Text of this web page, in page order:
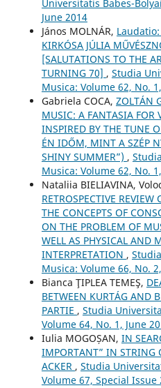
Universitatis Babes-
June 2014
János MOLNÁR, Laudatio:
KIRKÓSA JÚLIA
[SALUTATIONS TO THE
TURNING 70] , Studia
Musica: Volume 62, No.
Gabriela COCA, ZOLTÁN
MUSIC: A FANTASIA FOR
INSPIRED BY THE TUNE
ÉN IDŐM, MINT A SZÉP
SHINY SUMMER”) ,
Musica: Volume 62, No.
Nataliia BIELIAVINA,
RETROSPECTIVE
THE CONCEPTS OF
ON THE PROBLEM OF
WELL AS PHYSICAL AND
INTERPRETATION ,
Musica: Volume 66, No.
Bianca ŢIPLEA TEMEŞ,
BETWEEN KURTÁG AND
PARTIE , Studia
Volume 64, No. 1, June
Iulia MOGOȘAN, IN
IMPORTANT” IN STRING
ACKER , Studia
Volume 67, Special Issue